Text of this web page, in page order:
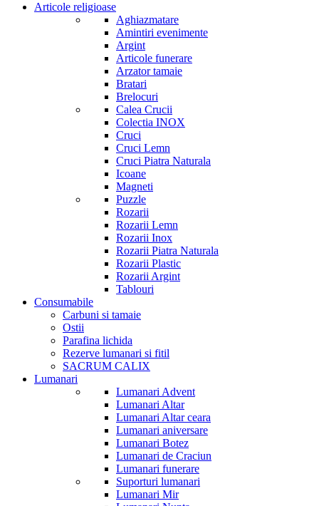
Articole religioase
Aghiazmatare
Amintiri evenimente
Argint
Articole funerare
Arzator tamaie
Bratari
Brelocuri
Calea Crucii
Colectia INOX
Cruci
Cruci Lemn
Cruci Piatra Naturala
Icoane
Magneti
Puzzle
Rozarii
Rozarii Lemn
Rozarii Inox
Rozarii Piatra Naturala
Rozarii Plastic
Rozarii Argint
Tablouri
Consumabile
Carbuni si tamaie
Ostii
Parafina lichida
Rezerve lumanari si fitil
SACRUM CALIX
Lumanari
Lumanari Advent
Lumanari Altar
Lumanari Altar ceara
Lumanari aniversare
Lumanari Botez
Lumanari de Craciun
Lumanari funerare
Suporturi lumanari
Lumanari Mir